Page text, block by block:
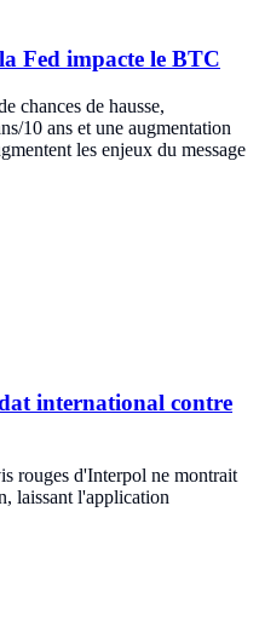
Fed impacte le BTC
chances de hausse,
10 ans et une augmentation
les enjeux du message
international contre
rouges d'Interpol ne montrait
laissant l'application